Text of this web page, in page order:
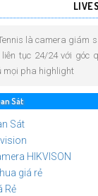
là camera giám
tục 24/24 với góc
mọi pha highlight
Sát
Sát
HIKVISON
giá rẻ
Rẻ